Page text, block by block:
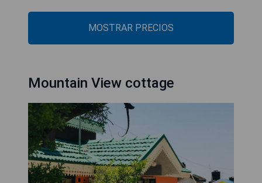
MOSTRAR PRECIOS
Mountain View cottage